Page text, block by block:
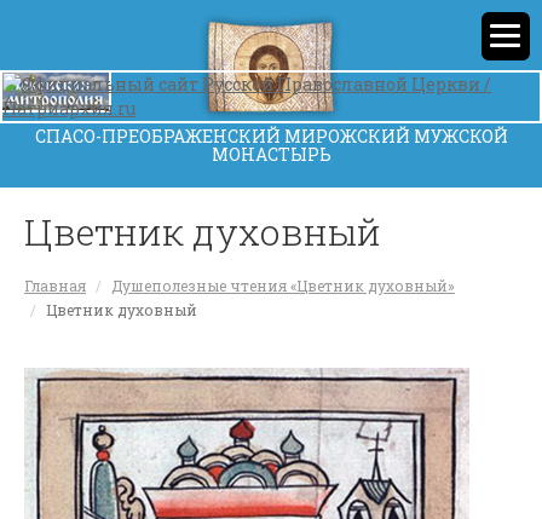
СПАСО-ПРЕОБРАЖЕНСКИЙ МИРОЖСКИЙ МУЖСКОЙ
МОНАСТЫРЬ
Цветник духовный
Главная
Душеполезные чтения «Цветник духовный»
Цветник духовный